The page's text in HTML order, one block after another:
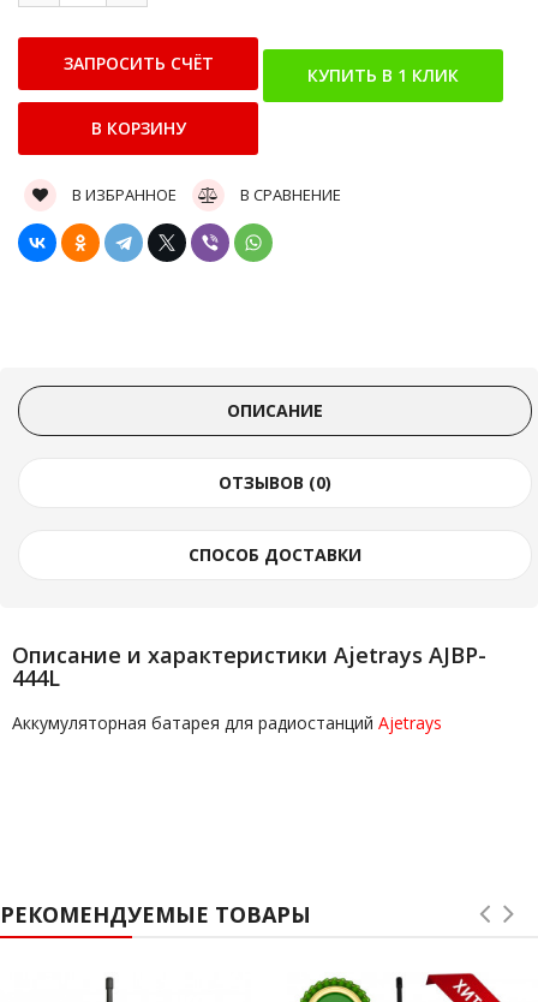
В ИЗБРАННОЕ В СРАВНЕНИЕ
ОПИСАНИЕ
ОТЗЫВОВ (0)
СПОСОБ ДОСТАВКИ
Описание и характеристики Ajetrays AJBP-
444L
Аккумуляторная батарея для радиостанций Ajetrays
РЕКОМЕНДУЕМЫЕ ТОВАРЫ